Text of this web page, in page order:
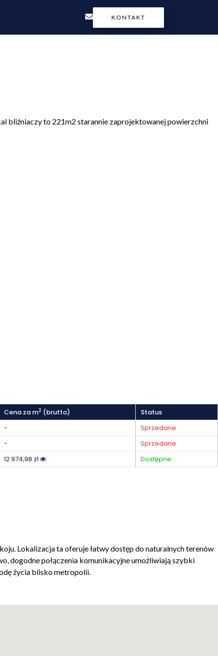
KONTAKT
bliźniaczy to 221m2 starannie zaprojektowanej powierzchni
Cena za m2 (brutto)
Status
-
Sprzedane
-
Sprzedane
12 974,98 zł
Dostępne
Lokalizacja ta oferuje łatwy dostęp do naturalnych terenów
dogodne połączenia komunikacyjne umożliwiają szybki
życia blisko metropolii.